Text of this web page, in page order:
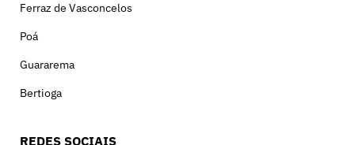
Ferraz de Vasconcelos
Poá
Guararema
Bertioga
REDES SOCIAIS